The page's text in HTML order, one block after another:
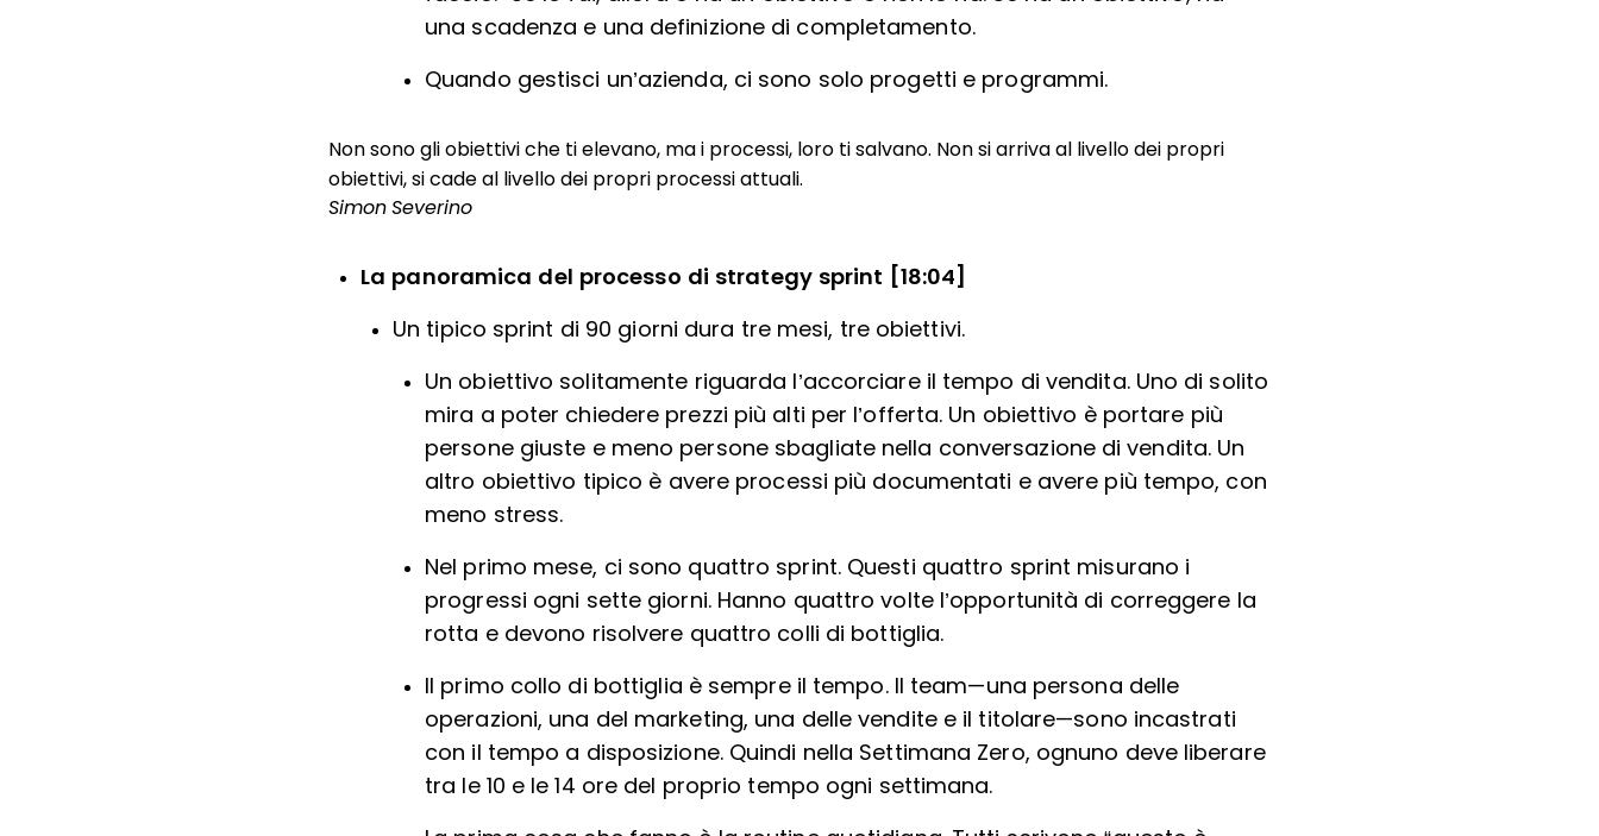
una scadenza e una definizione di completamento.
Quando gestisci un’azienda, ci sono solo progetti e programmi.
Non sono gli obiettivi che ti elevano, ma i processi, loro ti salvano. Non si arriva al livello dei propri
obiettivi, si cade al livello dei propri processi attuali.
Simon Severino
La panoramica del processo di strategy sprint [18:04]
Un tipico sprint di 90 giorni dura tre mesi, tre obiettivi.
Un obiettivo solitamente riguarda l’accorciare il tempo di vendita. Uno di solito
mira a poter chiedere prezzi più alti per l’offerta. Un obiettivo è portare più
persone giuste e meno persone sbagliate nella conversazione di vendita. Un
altro obiettivo tipico è avere processi più documentati e avere più tempo, con
meno stress.
Nel primo mese, ci sono quattro sprint. Questi quattro sprint misurano i
progressi ogni sette giorni. Hanno quattro volte l’opportunità di correggere la
rotta e devono risolvere quattro colli di bottiglia.
Il primo collo di bottiglia è sempre il tempo. Il team—una persona delle
operazioni, una del marketing, una delle vendite e il titolare—sono incastrati
con il tempo a disposizione. Quindi nella Settimana Zero, ognuno deve liberare
tra le 10 e le 14 ore del proprio tempo ogni settimana.